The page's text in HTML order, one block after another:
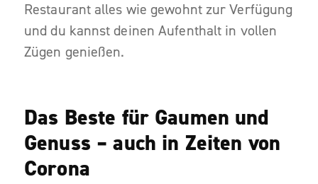
Restaurant alles wie gewohnt zur Verfügung
und du kannst deinen Aufenthalt in vollen
Zügen genießen.
Das Beste für Gaumen und
Genuss – auch in Zeiten von
Corona